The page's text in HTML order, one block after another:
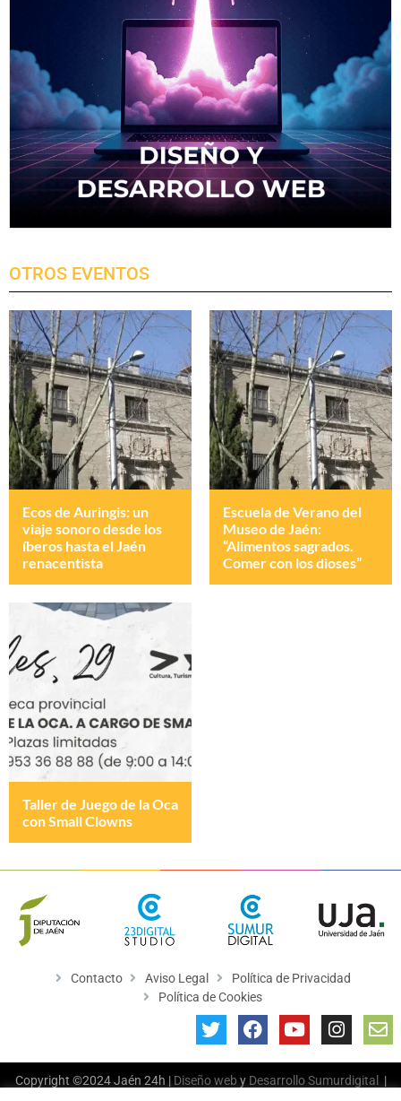
OTROS EVENTOS
Ecos de Auringis: un
viaje sonoro desde los
íberos hasta el Jaén
renacentista
Escuela de Verano del
Museo de Jaén:
“Alimentos sagrados.
Comer con los dioses”
Taller de Juego de la Oca
con Small Clowns
Contacto Aviso Legal
Política de Privacidad
Política de Cookies
Copyright ©2024 Jaén 24h | Diseño web y Desarrollo Sumurdigital
|